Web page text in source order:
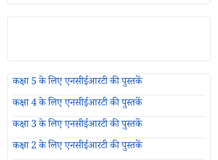
कक्षा 5 के लिए एनसीईआरटी की पुस्तकें
कक्षा 4 के लिए एनसीईआरटी की पुस्तकें
कक्षा 3 के लिए एनसीईआरटी की पुस्तकें
कक्षा 2 के लिए एनसीईआरटी की पुस्तकें